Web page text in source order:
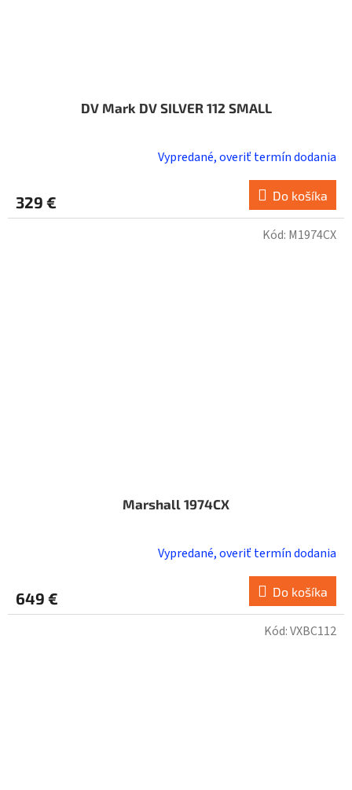
DV Mark DV SILVER 112 SMALL
Vypredané, overiť termín dodania
329 € Do košíka
Marshall 1974CX
Vypredané, overiť termín dodania
649 € Do košíka
Kód: M1974CX
Kód:VXBC112